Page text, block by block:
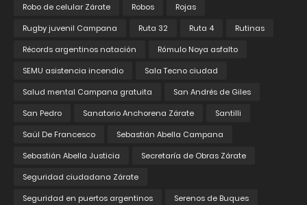
Robo de celular Zárate
Robos
Rojas
Rugby juvenil Campana
Ruta 32 Ruta 4
Rutinas
Récords argentinos natación
Rómulo Noya asfalto
SEMU asistencia incendio
Sala Tecno ciudad
Salud mental Campana gratuita
San Andrés de Giles
San Pedro
Sanatorio Anchorena Zárate
Santilli
Saúl De Francesco
Sebastián Abella Campana
Sebastián Abella Justicia
Secretaría de Obras Zárate
Seguridad ciudadana Zárate
Seguridad en puertos argentinos
Serenos de Buques